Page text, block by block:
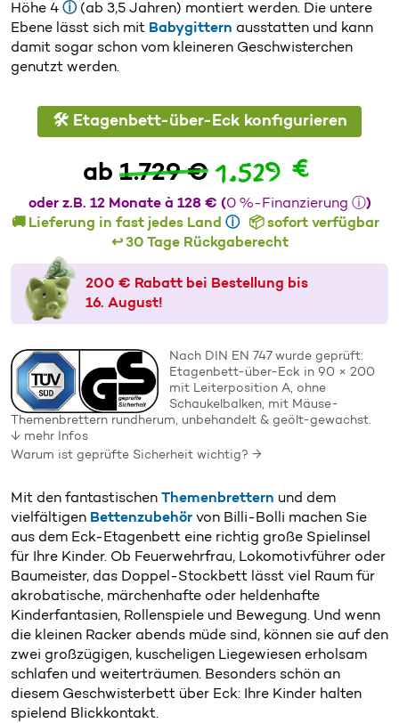
Höhe 4 ⓘ(ab 3,5 Jahren) montiert werden. Die untere
Ebene lässt sich mit Babygittern ausstatten und kann
damit sogar schon vom kleineren Geschwisterchen
genutzt werden.
🛠️ Etagenbett-über-Eck konfigurieren
ab 1.729 € 1.529 €
oder z.B. 12 Monate à 128 € (0 %-Finanzierung ⓘ)
🚚 Lieferung in fast jedes Land ⓘ
📦 sofort verfügbar
↩️ 30 Tage Rückgaberecht
200 € Rabatt bei Bestellung bis
16. August!
Nach DIN EN 747 wurde geprüft:
Etagenbett-über-Eck in 90 × 200
mit Leiterposition A, ohne
Schaukel­balken, mit Mäuse-
Themenbretternrundherum, unbe­handelt & geölt-gewachst.
↓ mehr Infos
Warum ist geprüfte Sicherheit wichtig? →
Mit den fantastischen Themenbrettern und dem
vielfältigen Bettenzubehörvon Billi-Bolli machen Sie
aus dem Eck-Etagenbett eine richtig große Spielinsel
für Ihre Kinder. Ob Feuerwehrfrau, Lokomotivführer oder
Baumeister, das Doppel-Stockbett lässt viel Raum für
akrobatische, märchenhafte oder heldenhafte
Kinderfantasien, Rollenspiele und Bewegung. Und wenn
die kleinen Racker abends müde sind, können sie auf den
zwei großzügigen, kuscheligen Liegewiesen erholsam
schlafen und weiterträumen. Besonders schön an
diesem Geschwisterbett über Eck: Ihre Kinder halten
spielend Blickkontakt.